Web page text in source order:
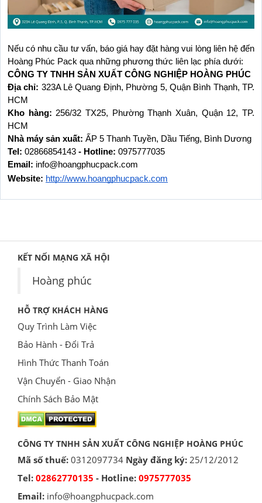
Nếu có nhu cầu tư vấn, báo giá hay đặt hàng vui lòng liên hệ đến
Hoàng Phúc Pack qua những phương thức liên lạc phía dưới:
CÔNG TY TNHH SẢN XUẤT CÔNG NGHIỆP HOÀNG PHÚC
Địa chỉ: 323A Lê Quang Định, Phường 5, Quận Bình Thạnh, TP.
HCM
Kho hàng: 256/32 TX25, Phường Thạnh Xuân, Quận 12, TP.
HCM
Nhà máy sản xuất: ẤP 5 Thanh Tuyền, Dầu Tiếng, Bình Dương
Tel: 02866854143 - Hotline: 0975777035
Email: info@hoangphucpack.com
Website: http://www.hoangphucpack.com
KẾT NỐI MẠNG XÃ HỘI
Hoàng phúc
HỖ TRỢ KHÁCH HÀNG
Quy Trình Làm Việc
Bảo Hành - Đổi Trả
Hình Thức Thanh Toán
Vận Chuyển - Giao Nhận
Chính Sách Bảo Mật
CÔNG TY TNHH SẢN XUẤT CÔNG NGHIỆP HOÀNG PHÚC
Mã số thuế: 0312097734 Ngày đăng ký: 25/12/2012
Tel: 02862770135 - Hotline: 0975777035
Email: info@hoangphucpack.com